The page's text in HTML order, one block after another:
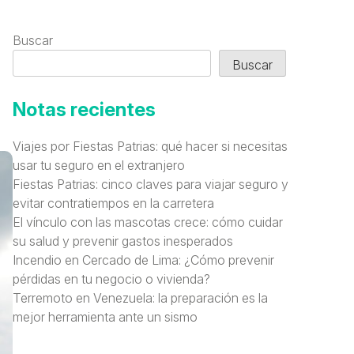
Buscar
Buscar
Notas recientes
Viajes por Fiestas Patrias: qué hacer si necesitas
usar tu seguro en el extranjero
Fiestas Patrias: cinco claves para viajar seguro y
evitar contratiempos en la carretera
El vínculo con las mascotas crece: cómo cuidar
su salud y prevenir gastos inesperados
Incendio en Cercado de Lima: ¿Cómo prevenir
pérdidas en tu negocio o vivienda?
Terremoto en Venezuela: la preparación es la
mejor herramienta ante un sismo